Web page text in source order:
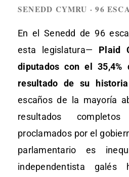
SENEDD CYMRU · 96
En el Senedd de 96
esta legislatura— Plaid
diputados con el
resultado de su historia
escaños de la mayoría
resultados
proclamados por el
parlamentario es
independentista galés